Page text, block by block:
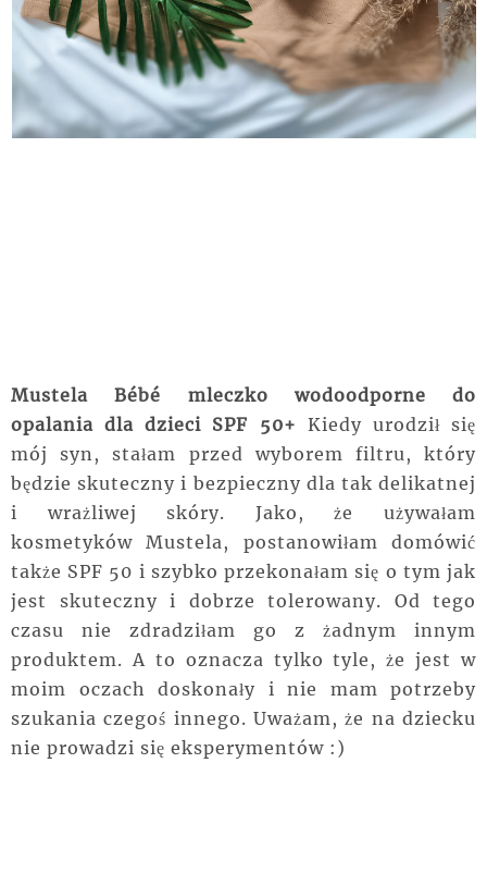
Mustela Bébé mleczko wodoodporne do
opalania dla dzieci SPF 50+ Kiedy urodził się
mój syn, stałam przed wyborem filtru, który
będzie skuteczny i bezpieczny dla tak delikatnej
i wrażliwej skóry. Jako, że używałam
kosmetyków Mustela, postanowiłam domówić
także SPF 50 i szybko przekonałam się o tym jak
jest skuteczny i dobrze tolerowany. Od tego
czasu nie zdradziłam go z żadnym innym
produktem. A to oznacza tylko tyle, że jest w
moim oczach doskonały i nie mam potrzeby
szukania czegoś innego. Uważam, że na dziecku
nie prowadzi się eksperymentów :)